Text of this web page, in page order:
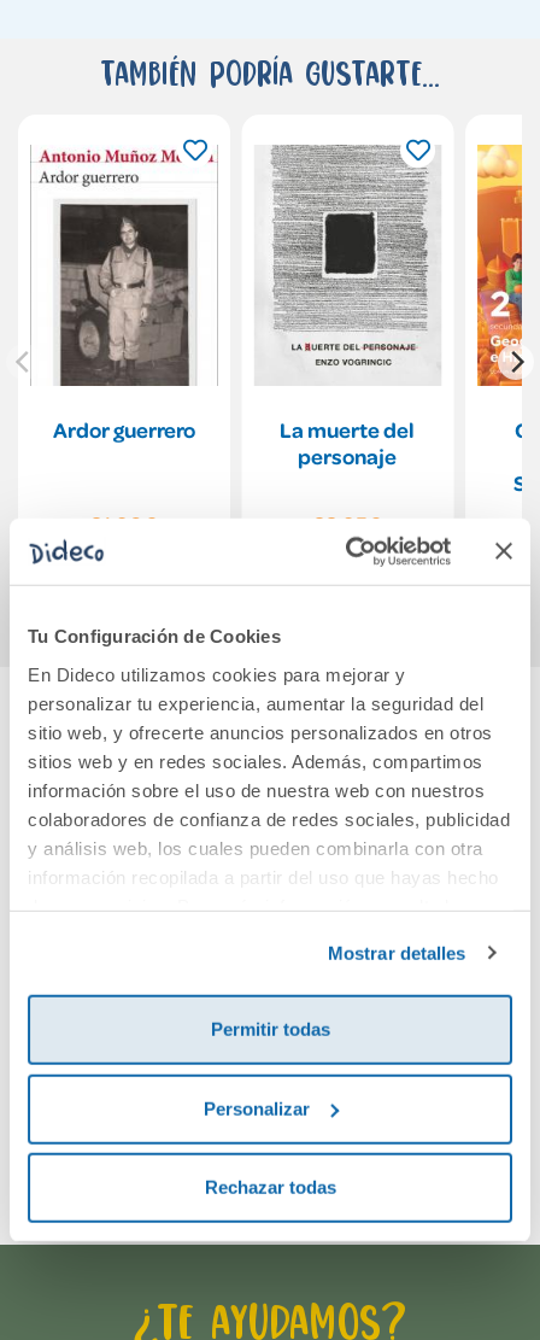
Tu Configuración de Cookies
En Dideco utilizamos cookies para mejorar y
personalizar tu experiencia, aumentar la seguridad del
sitio web, y ofrecerte anuncios personalizados en otros
sitios web y en redes sociales. Además, compartimos
información sobre el uso de nuestra web con nuestros
colaboradores de confianza de redes sociales, publicidad
y análisis web, los cuales pueden combinarla con otra
información recopilada a partir del uso que hayas hecho
Mostrar detalles
Permitir todas
Personalizar
Rechazar todas
También podría gustarte...
Ardor guerrero
21,90€
La muerte del
personaje
22,95€
Comprar
Cuéntanos tu opinión
¡Sé el primero en valorar este producto!
Envía tu opinión
¿Te ayudamos?